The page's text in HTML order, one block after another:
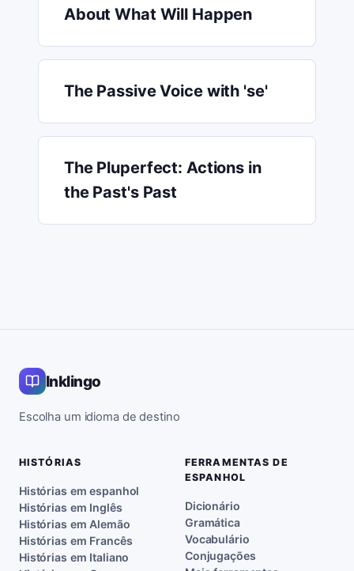
About What Will Happen
The Passive Voice with 'se'
The Pluperfect: Actions in
the Past's Past
Inklingo
Escolha um idioma de destino
HISTÓRIAS
Histórias em espanhol
Histórias em Inglês
Histórias em Alemão
Histórias em Francês
Histórias em Italiano
FERRAMENTAS DE
ESPANHOL
Dicionário
Gramática
Vocabulário
Conjugações